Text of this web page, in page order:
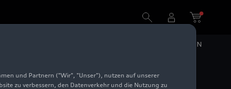
EN
und Partnern ("Wir", "Unser"), nutzen auf unserer
zu verbessern, den Datenverkehr und die Nutzung zu